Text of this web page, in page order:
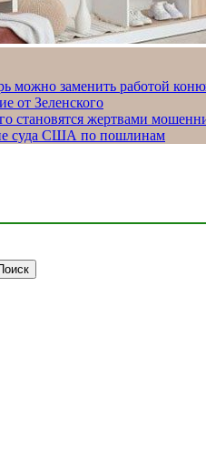
можно заменить работой
от Зеленского
становятся жертвами
суда США по пошлинам